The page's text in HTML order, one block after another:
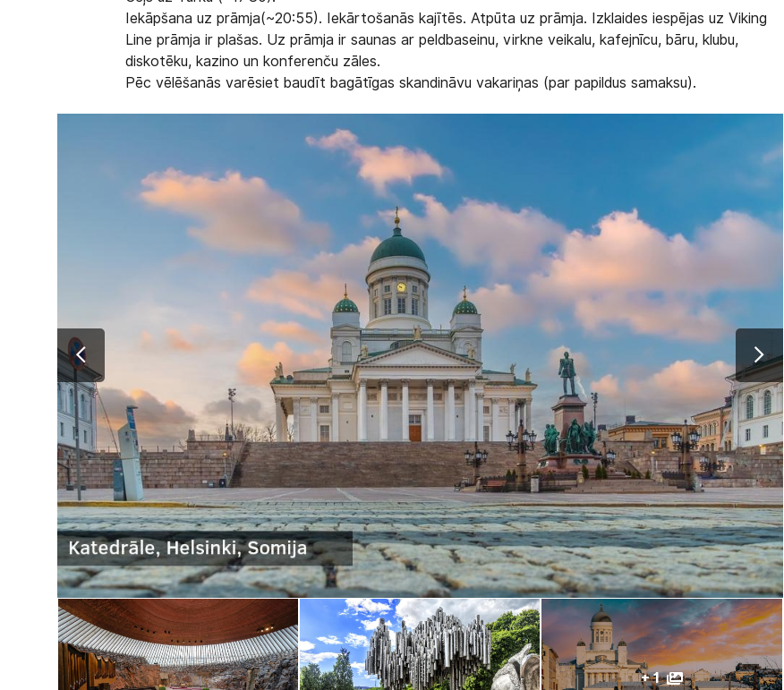
Iekāpšana uz prāmja(~20:55). Iekārtošanās kajītēs. Atpūta uz prāmja. Izklaides iespējas uz Viking
Line prāmja ir plašas. Uz prāmja ir saunas ar peldbaseinu, virkne veikalu, kafejnīcu, bāru, klubu,
diskotēku, kazino un konferenču zāles.
Pēc vēlēšanās varēsiet baudīt bagātīgas skandināvu vakariņas (par papildus samaksu).
+ 1